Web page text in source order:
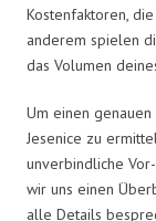
Kostenfaktoren,
anderem spielen
das Volumen
Um einen
Jesenice zu
unverbindliche
wir uns einen
alle Details